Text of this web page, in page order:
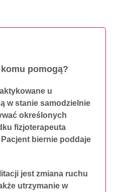
pomogą?
u
w stanie samodzielnie
określonych
fizjoterapeuta
biernie poddaje
jest zmiana ruchu
utrzymanie w